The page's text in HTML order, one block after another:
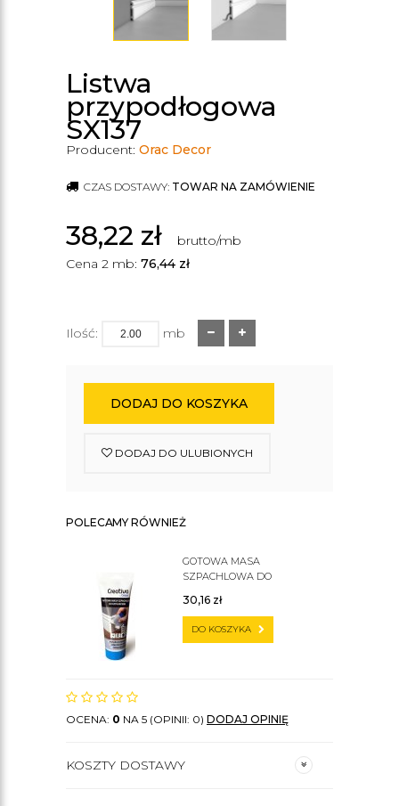
Listwa
przypodłogowa
SX137
Producent: Orac Decor
CZAS DOSTAWY: TOWAR NA ZAMÓWIENIE
38,22 zł
brutto/mb
Cena 2 mb: 76,44 zł
Ilość: mb
DODAJ DO KOSZYKA
DODAJ DO ULUBIONYCH
POLECAMY RÓWNIEŻ
GOTOWA MASA
SZPACHLOWA DO
30,16 zł
DO KOSZYKA
OCENA: 0 NA 5 (OPINII: 0) DODAJ OPINIĘ
KOSZTY DOSTAWY